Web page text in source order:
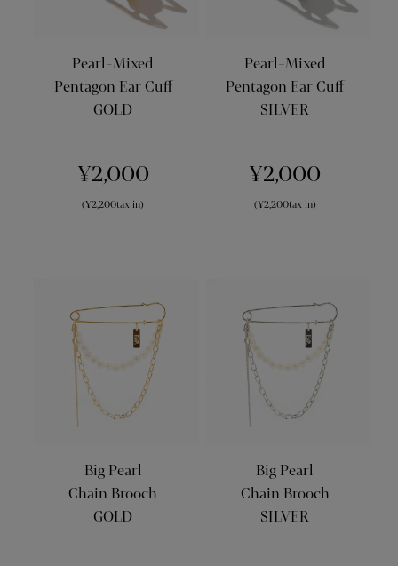
Pearl-Mixed
Pentagon Ear Cuff
GOLD
¥2,000
(¥2,200tax in)
Pearl-Mixed
Pentagon Ear Cuff
SILVER
¥2,000
(¥2,200tax in)
Big Pearl
Chain Brooch
GOLD
Big Pearl
Chain Brooch
SILVER